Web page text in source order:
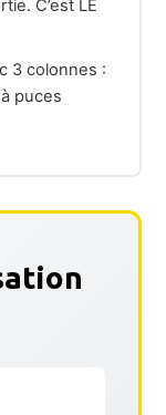
C’est LE
3 colonnes :
puces